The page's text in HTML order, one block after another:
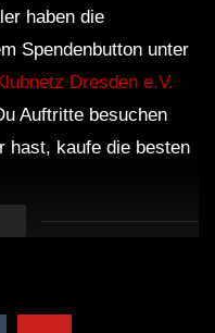
Music for
haben die
Spendenbutton unter
Dresden e.V.
Auftritte besuchen
hast, kaufe die besten